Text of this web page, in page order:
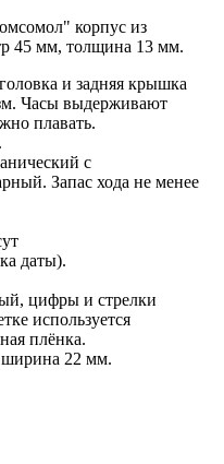
корпус из
45 мм, толщина 13 мм.
и задняя крышка
Часы выдерживают
плавать.
с
Запас хода не менее
даты).
цифры и стрелки
используется
плёнка.
22 мм.